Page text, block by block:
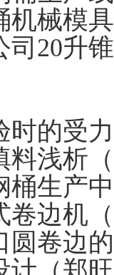
机械模
司20升
时的受
料浅析
桶生产
卷边机
圆卷边